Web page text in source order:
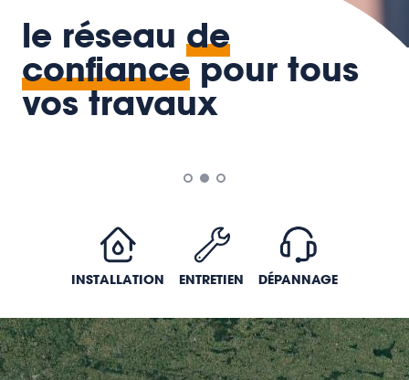
le réseau de
confiancepour tous
vos travaux
INSTALLATION ENTRETIEN DÉPANNAGE